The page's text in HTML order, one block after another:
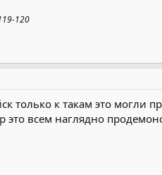
120
только к такам это могли
всем наглядно